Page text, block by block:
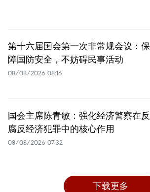
第十六届国会第一次非常规会议：保
障国防安全，不妨碍民事活动
08/08/2026 08:16
国会主席陈青敏：强化经济警察在反
腐反经济犯罪中的核心作用
08/08/2026 07:32
下载更多